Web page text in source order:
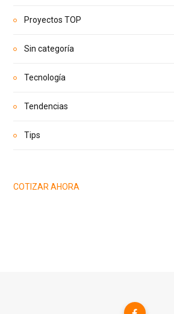
Proyectos TOP
Sin categoría
Tecnología
Tendencias
Tips
COTIZAR AHORA